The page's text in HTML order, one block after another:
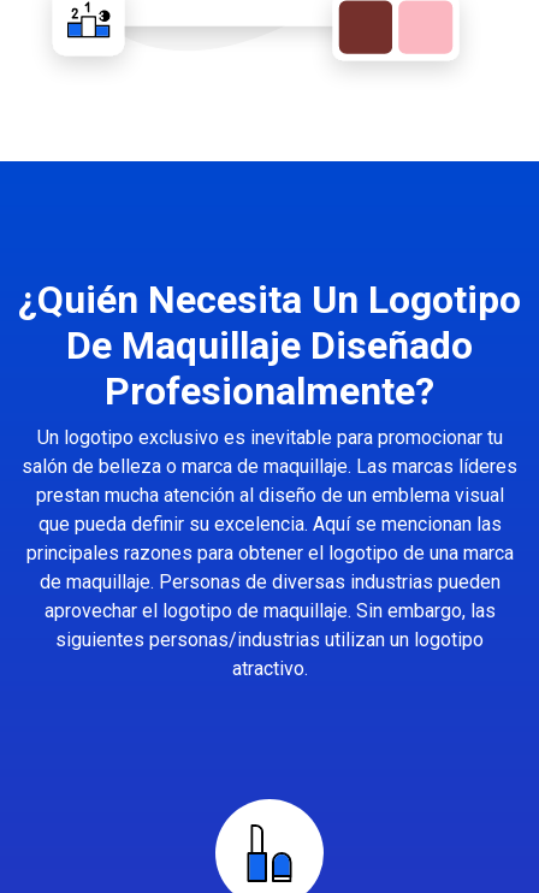
¿Quién Necesita Un Logotipo
De Maquillaje Diseñado
Profesionalmente?
Un logotipo exclusivo es inevitable para promocionar tu
salón de belleza o marca de maquillaje. Las marcas líderes
prestan mucha atención al diseño de un emblema visual
que pueda definir su excelencia. Aquí se mencionan las
principales razones para obtener el logotipo de una marca
de maquillaje. Personas de diversas industrias pueden
aprovechar el logotipo de maquillaje. Sin embargo, las
siguientes personas/industrias utilizan un logotipo
atractivo.